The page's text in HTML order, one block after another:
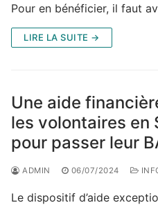
Pour en bénéficier, il faut
LIRE LA SUITE →
Une aide
les volontaires en
pour passer leur
ADMIN 06/07/2024
Le dispositif d’aide